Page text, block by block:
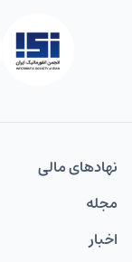
نهاد‌های مالی
مجله
اخبار